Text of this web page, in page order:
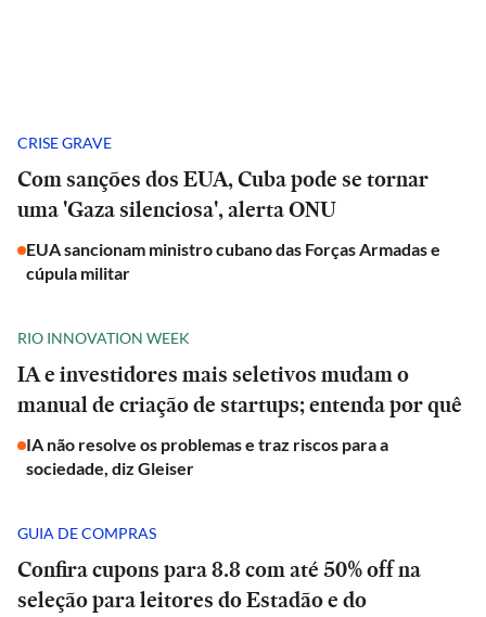
CRISE GRAVE
Com sanções dos EUA, Cuba pode se tornar
uma 'Gaza silenciosa', alerta ONU
EUA sancionam ministro cubano das Forças Armadas e
cúpula militar
RIO INNOVATION WEEK
IA e investidores mais seletivos mudam o
manual de criação de startups; entenda por quê
IA não resolve os problemas e traz riscos para a
sociedade, diz Gleiser
GUIA DE COMPRAS
Confira cupons para 8.8 com até 50% off na
seleção para leitores do Estadão e do